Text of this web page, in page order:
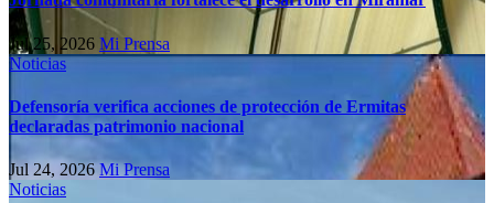
Jul 25, 2026 Mi Prensa
Noticias
Defensoría verifica acciones de protección de Ermitas
declaradas patrimonio nacional
Jul 24, 2026Mi Prensa
Noticias